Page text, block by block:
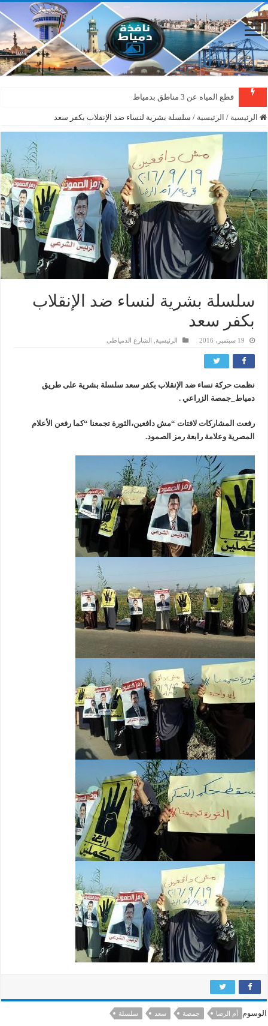
قطع المياه عن 3 مناطق بدمياط
الرئيسية / الرئيسية / سلسلة بشرية لنساء ضد الإنقلاب بكفر سعد
سلسلة بشرية لنساء ضد الإنقلاب
بكفر سعد
19 سبتمبر، 2016 الرئيسية الشارع الدمياطى
نظمت حركة نساء ضد الإنقلاب بكفر سعد سلسلة بشرية على طريق
دمياط_جمصة الزراعي .
رفعت المشاركات لافتات “مش دافعين،الثورة تجمعنا “كما رفعن الأعلام
المصرية وعلامة رابعة رمز الصمود.
الوسوم أم الرضا جمصة سعد سلسلة